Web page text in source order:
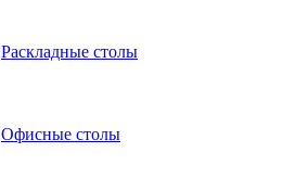
Раскладные столы
Офисные столы